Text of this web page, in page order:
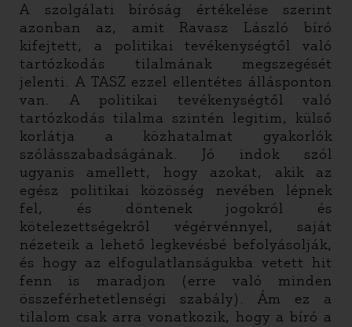
A szolgálati bíróság értékelése szerint
azonban az, amit Ravasz László bíró
kifejtett, a politikai tevékenységtől való
tartózkodás tilalmának megszegését
jelenti. A TASZ ezzel ellentétes állásponton
van. A politikai tevékenységtől való
tartózkodás tilalma szintén legitim, külső
korlátja a közhatalmat gyakorlók
szólásszabadságának. Jó indok szól
ugyanis amellett, hogy azokat, akik az
egész politikai közösség nevében lépnek
fel, és döntenek jogokról és
kötelezettségekről végérvénnyel, saját
nézeteik a lehető legkevésbé befolyásolják,
és hogy az elfogulatlanságukba vetett hit
fenn is maradjon (erre való minden
összeférhetetlenségi szabály). Ám ez a
tilalom csak arra vonatkozik, hogy a bíró a